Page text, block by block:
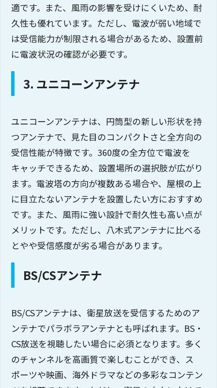
適です。また、風雨の影響を受けにくいため、耐
久性も優れています。ただし、電波が弱い地域で
は受信能力が制限される場合があるため、設置前
に電波状況の確認が必要です。
3. ユニコーンアンテナ
ユニコーンアンテナは、円筒型の新しい形状を持
つアンテナで、見た目のコンパクトさと全方向の
受信性能が特徴です。360度の全方位で電波を
キャッチできるため、設置場所の選択肢が広がり
ます。電波塔の方向が複数ある場合や、屋根の上
に目立たないアンテナを設置したい方におすすめ
です。また、風雨に強い設計で耐久性も高い点が
メリットです。ただし、八木式アンテナに比べる
とやや受信感度が劣る場合があります。
BS/CSアンテナ
BS/CSアンテナは、衛星放送を受信するためのア
ンテナでパラボラアンテナとも呼ばれます。BS・
CS放送を視聴したい場合に必須となります。多く
のチャンネルを高画質で楽しむことができ、ス
ポーツや映画、海外ドラマなどの多彩なコンテン